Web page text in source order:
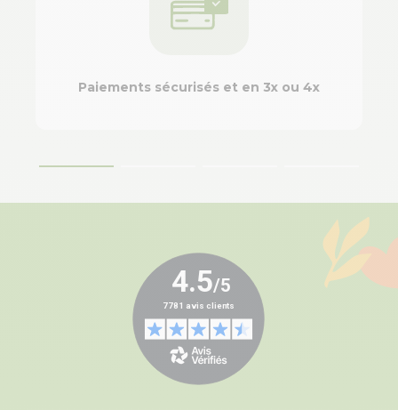
Paiements sécurisés et en 3x ou 4x